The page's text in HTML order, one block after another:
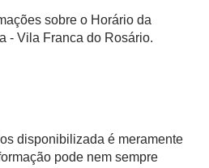
sobre o Horário da
- Vila Franca do Rosário.
disponibilizada é meramente
pode nem sempre